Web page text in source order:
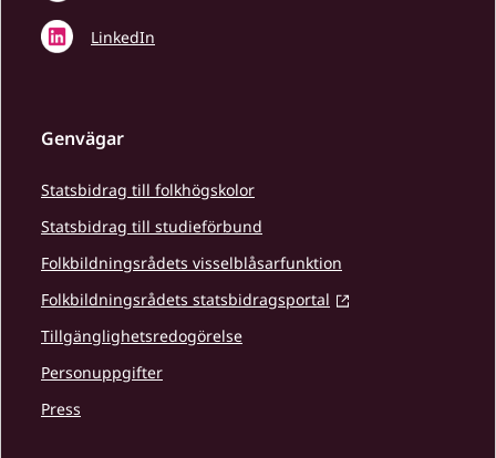
LinkedIn
Genvägar
Statsbidrag till folkhögskolor
Statsbidrag till studieförbund
Folkbildningsrådets visselblåsarfunktion
Folkbildningsrådets statsbidragsportal
Tillgänglighetsredogörelse
Personuppgifter
Press